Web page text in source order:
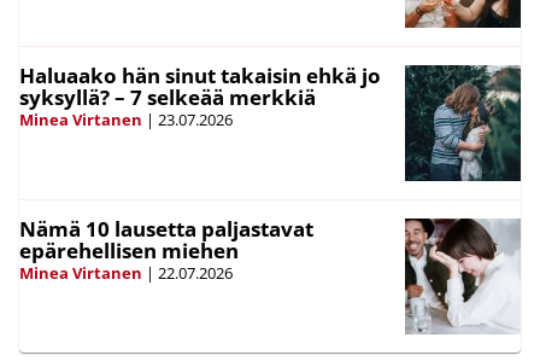
Haluaako hän sinut takaisin ehkä jo
syksyllä? – 7 selkeää merkkiä
Minea Virtanen | 23.07.2026
Nämä 10 lausetta paljastavat
epärehellisen miehen
Minea Virtanen | 22.07.2026